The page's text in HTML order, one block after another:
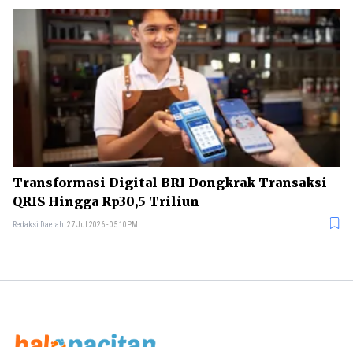
Transformasi Digital BRI Dongkrak Transaksi
QRIS Hingga Rp30,5 Triliun
Redaksi Daerah 27 Jul 2026 - 05:10PM